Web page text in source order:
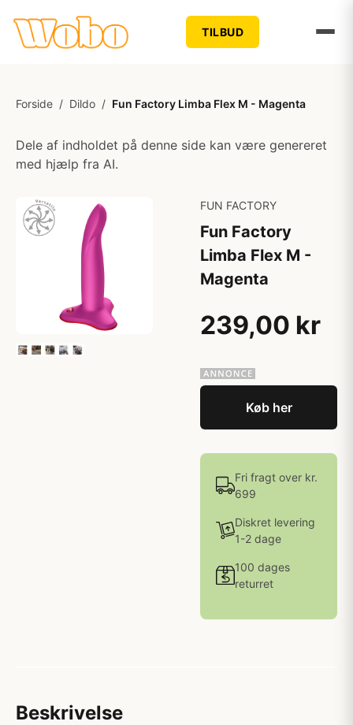
TILBUD
Forside / Dildo / Fun Factory Limba Flex M - Magenta
Dele af indholdet på denne side kan være genereret
med hjælp fra AI.
FUN FACTORY
Fun Factory
Limba Flex M -
Magenta
239,00 kr
Køb her
Fri fragt over kr.
699
Diskret levering
1-2 dage
100 dages
returret
Beskrivelse